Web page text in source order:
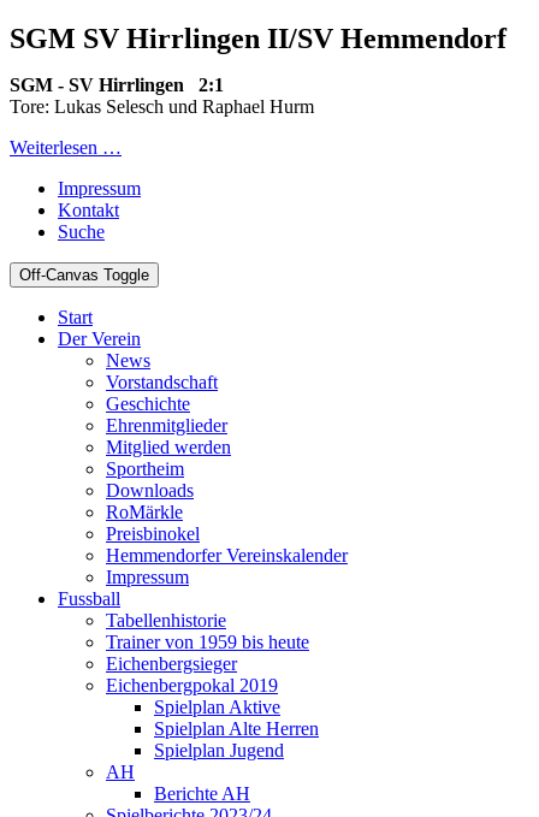
SGM SV Hirrlingen II/SV Hemmendorf
SGM - SV Hirrlingen 2:1
Tore: Lukas Selesch und Raphael Hurm
Weiterlesen …
Impressum
Kontakt
Suche
Off-Canvas Toggle
Start
Der Verein
News
Vorstandschaft
Geschichte
Ehrenmitglieder
Mitglied werden
Sportheim
Downloads
RoMärkle
Preisbinokel
Hemmendorfer Vereinskalender
Impressum
Fussball
Tabellenhistorie
Trainer von 1959 bis heute
Eichenbergsieger
Eichenbergpokal 2019
Spielplan Aktive
Spielplan Alte Herren
Spielplan Jugend
AH
Berichte AH